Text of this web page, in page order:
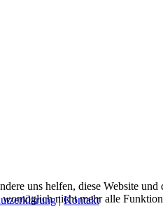
|Kontakt
uns helfen, diese Website
nicht mehr alle